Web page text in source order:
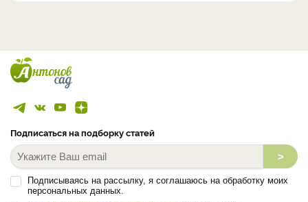
Подписаться на подборку статей
>
Подписываясь на рассылку, я соглашаюсь на обработку моих
персональных данных.